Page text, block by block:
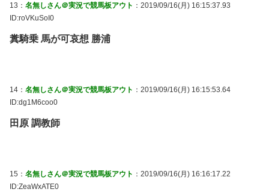
13： 名無しさん＠実況で競馬板アウト ：2019/09/16(月) 16:15:37.93
ID:roVKuSoI0
糞騎乗 馬が可哀想 勝浦
14： 名無しさん＠実況で競馬板アウト ：2019/09/16(月) 16:15:53.64
ID:dg1M6coo0
田原 調教師
15： 名無しさん＠実況で競馬板アウト ：2019/09/16(月) 16:16:17.22
ID:ZeaWxATE0